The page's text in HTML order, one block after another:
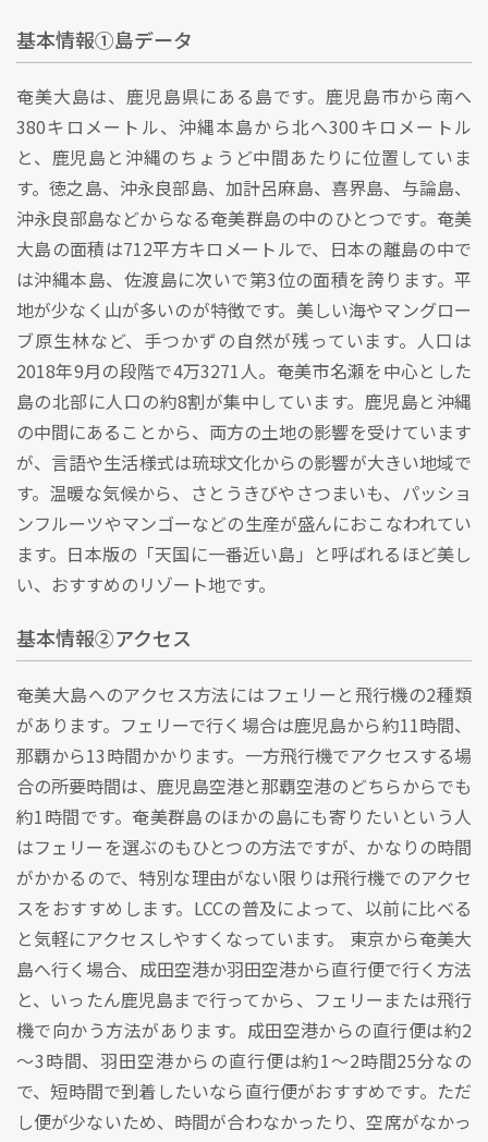
基本情報①島データ
奄美大島は、鹿児島県にある島です。鹿児島市から南へ
380キロメートル、沖縄本島から北へ300キロメートル
と、鹿児島と沖縄のちょうど中間あたりに位置していま
す。徳之島、沖永良部島、加計呂麻島、喜界島、与論島、
沖永良部島などからなる奄美群島の中のひとつです。奄美
大島の面積は712平方キロメートルで、日本の離島の中で
は沖縄本島、佐渡島に次いで第3位の面積を誇ります。平
地が少なく山が多いのが特徴です。美しい海やマングロー
ブ原生林など、手つかずの自然が残っています。人口は
2018年9月の段階で4万3271人。奄美市名瀬を中心とした
島の北部に人口の約8割が集中しています。鹿児島と沖縄
の中間にあることから、両方の土地の影響を受けています
が、言語や生活様式は琉球文化からの影響が大きい地域で
す。温暖な気候から、さとうきびやさつまいも、パッショ
ンフルーツやマンゴーなどの生産が盛んにおこなわれてい
ます。日本版の「天国に一番近い島」と呼ばれるほど美し
い、おすすめのリゾート地です。
基本情報②アクセス
奄美大島へのアクセス方法にはフェリーと飛行機の2種類
があります。フェリーで行く場合は鹿児島から約11時間、
那覇から13時間かかります。一方飛行機でアクセスする場
合の所要時間は、鹿児島空港と那覇空港のどちらからでも
約1時間です。奄美群島のほかの島にも寄りたいという人
はフェリーを選ぶのもひとつの方法ですが、かなりの時間
がかかるので、特別な理由がない限りは飛行機でのアクセ
スをおすすめします。LCCの普及によって、以前に比べる
と気軽にアクセスしやすくなっています。 東京から奄美大
島へ行く場合、成田空港か羽田空港から直行便で行く方法
と、いったん鹿児島まで行ってから、フェリーまたは飛行
機で向かう方法があります。成田空港からの直行便は約2
～3時間、羽田空港からの直行便は約1～2時間25分なの
で、短時間で到着したいなら直行便がおすすめです。ただ
し便が少ないため、時間が合わなかったり、空席がなかっ